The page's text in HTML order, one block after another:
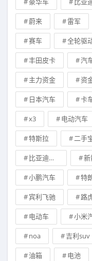
蔚来 雷军
赛车 全轮驱
丰田皮卡 汽
主力资金 资
日本汽车 卡
x3 电动汽车
特斯拉 二手
比亚迪新能源汽车 新
小鹏汽车 特
宾利飞驰 路
电动车 小米
noa 吉利suv
油箱 电池